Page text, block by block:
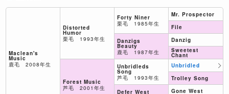
Maclean's
Music
鹿毛 2008年生
Distorted
Humor
栗毛 1993年生
Forest Music
芦毛 2001年生
Forty Niner
栗毛 1985年生
Danzigs
Beauty
鹿毛 1987年生
Unbridleds
Song
芦毛 1993年生
Defer West
Mr. Prospector
File
Danzig
Sweetest
Chant
Unbridled
Trolley Song
Gone West